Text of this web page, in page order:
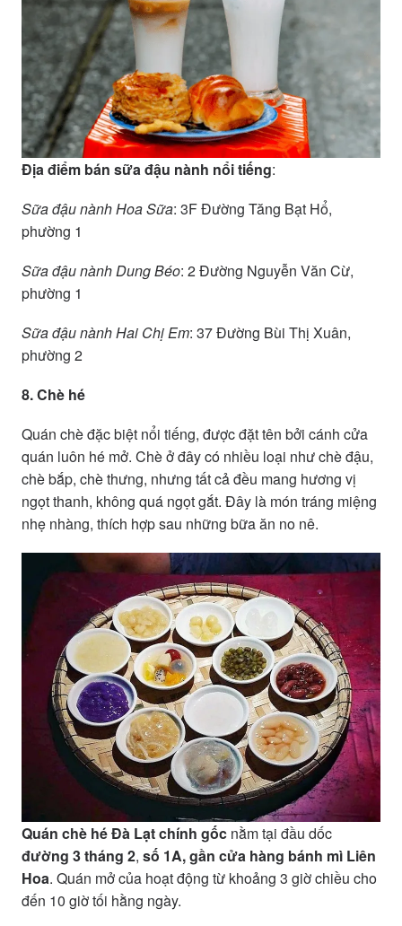
Địa điểm bán sữa đậu nành nổi tiếng:
Sữa đậu nành Hoa Sữa: 3F Đường Tăng Bạt Hổ,
phường 1
Sữa đậu nành Dung Béo: 2 Đường Nguyễn Văn Cừ,
phường 1
Sữa đậu nành Hai Chị Em: 37 Đường Bùi Thị Xuân,
phường 2
8. Chè hé
Quán chè đặc biệt nổi tiếng, được đặt tên bởi cánh cửa
quán luôn hé mở. Chè ở đây có nhiều loại như chè đậu,
chè bắp, chè thưng, nhưng tất cả đều mang hương vị
ngọt thanh, không quá ngọt gắt. Đây là món tráng miệng
nhẹ nhàng, thích hợp sau những bữa ăn no nê.
Quán chè hé Đà Lạt chính gốc nằm tại đầu dốc
đường 3 tháng 2, số 1A, gần cửa hàng bánh mì Liên
Hoa. Quán mở của hoạt động từ khoảng 3 giờ chiều cho
đến 10 giờ tối hằng ngày.